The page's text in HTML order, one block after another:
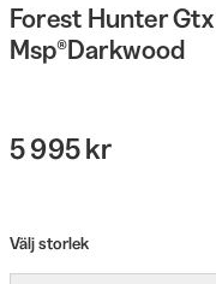
Forest Hunter
Msp®Darkwood
5 995 kr
Välj storlek